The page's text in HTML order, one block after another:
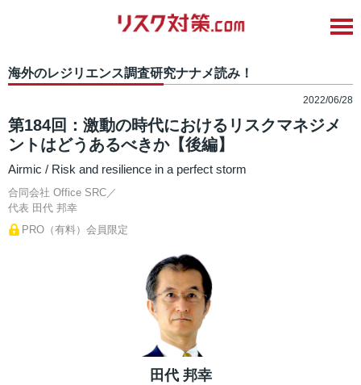
海外のレジリエンス調査研究ナナメ読み！
2022/06/28
第184回：激動の時代におけるリスクマネジメ
ントはどうあるべきか【後編】
Airmic / Risk and resilience in a perfect storm
合同会社 Office SRC／
代表 田代 邦幸
PRO（有料）会員限定
田代 邦幸